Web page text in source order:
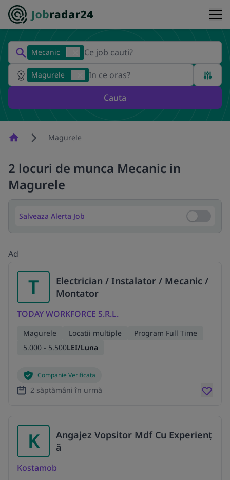
Mecanic
Magurele
Cauta
HomepageMagurele
2 locuri de munca Mecanic in
Magurele
Salveaza Alerta Job Salveaza
Ad
T
Electrician / Instalator / Mecanic /
Montator
TODAY WORKFORCE S.R.L.
Magurele Locatii multiple
Program Full Time
5.000 - 5.500LEI/Luna
Companie Verificata
2 săptămâni în urmă
K
Angajez Vopsitor Mdf Cu Experienț
ă
Kostamob